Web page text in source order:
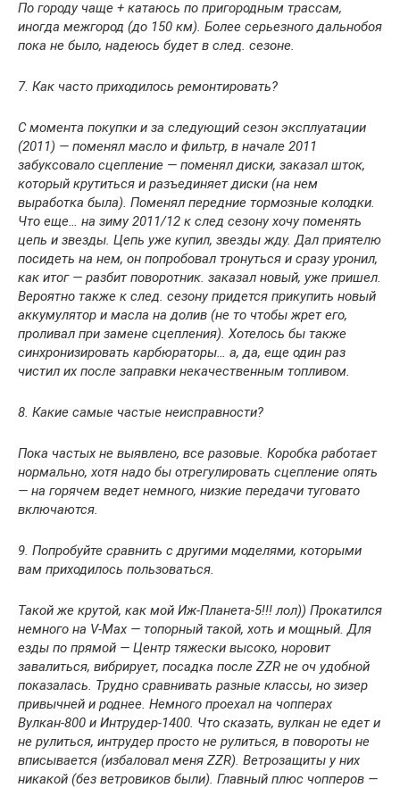
По городу чаще + катаюсь по пригородным трассам,
иногда межгород (до 150 км). Более серьезного дальнобоя
пока не было, надеюсь будет в след. сезоне.
7. Как часто приходилось ремонтировать?
С момента покупки и за следующий сезон эксплуатации
(2011) — поменял масло и фильтр, в начале 2011
забуксовало сцепление — поменял диски, заказал шток,
который крутиться и разъединяет диски (на нем
выработка была). Поменял передние тормозные колодки.
Что еще… на зиму 2011/12 к след сезону хочу поменять
цепь и звезды. Цепь уже купил, звезды жду. Дал приятелю
посидеть на нем, он попробовал тронуться и сразу уронил,
как итог — разбит поворотник. заказал новый, уже пришел.
Вероятно также к след. сезону придется прикупить новый
аккумулятор и масла на долив (не то чтобы жрет его,
проливал при замене сцепления). Хотелось бы также
синхронизировать карбюраторы… а, да, еще один раз
чистил их после заправки некачественным топливом.
8. Какие самые частые неисправности?
Пока частых не выявлено, все разовые. Коробка работает
нормально, хотя надо бы отрегулировать сцепление опять
— на горячем ведет немного, низкие передачи туговато
включаются.
9. Попробуйте сравнить с другими моделями, которыми
вам приходилось пользоваться.
Такой же крутой, как мой Иж-Планета-5!!! лол)) Прокатился
немного на V-Max — топорный такой, хоть и мощный. Для
езды по прямой — Центр тяжески высоко, норовит
завалиться, вибрирует, посадка после ZZR не оч удобной
показалась. Трудно сравнивать разные классы, но зизер
привычней и роднее. Немного проехал на чопперах
Вулкан-800 и Интрудер-1400. Что сказать, вулкан не едет и
не рулиться, интрудер просто не рулиться, в повороты не
вписывается (избаловал меня ZZR). Ветрозащиты у них
никакой (без ветровиков были). Главный плюс чопперов —